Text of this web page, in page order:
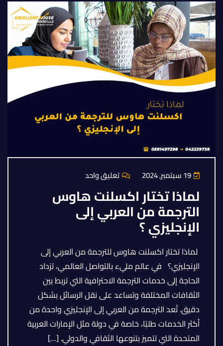
تعليق واحد
لماذا تختار اكسلنت هاوس
الترجمة من العربي إلى
الإنجليزي ؟
لماذا تختار اكسلنت هاوس للترجمة من العربي إلى
الإنجليزي؟ في عالم مليء بالتواصل العالمي، تزداد
الحاجة إلى خدمات الترجمة الاحترافية التي تربط بين
الثقافات المختلفة وتساعد على نقل الرسائل بشكل
دقيق. تُعد الترجمة من العربي إلى الإنجليزي واحدة من
أكثر الخدمات طلبًا، خاصة في دولة مثل الإمارات العربية
المتحدة التي تتميز بتنوعها الثقافي والدولي. […]